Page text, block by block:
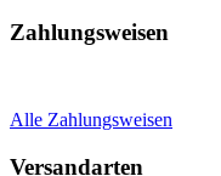
Zahlungsweisen
Alle Zahlungsweisen
Versandarten